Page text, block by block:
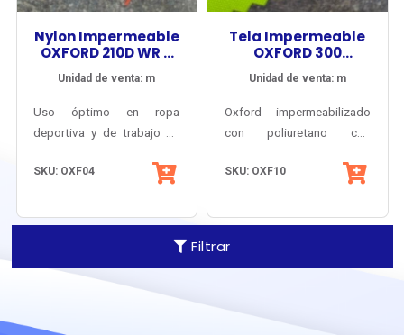
Filtrar
Nylon Impermeable
OXFORD 210D WR +
PU5000
Unidad de venta: m
Uso óptimo en ropa
deportiva y de trabajo de
trato rudo. Accesorios
alta impermeabilidad.
SKU: OXF04
Tela Impermeable
OXFORD 300
VISIONER® WR+PU
UV
Unidad de venta: m
Oxford impermeabilizado
con poliuretano con
exterior. Recomendado
con protección climática y
SKU: OXF10